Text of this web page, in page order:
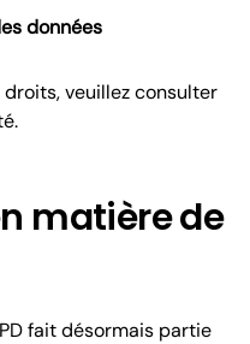
données
veuillez consulter
matière de
fait désormais partie